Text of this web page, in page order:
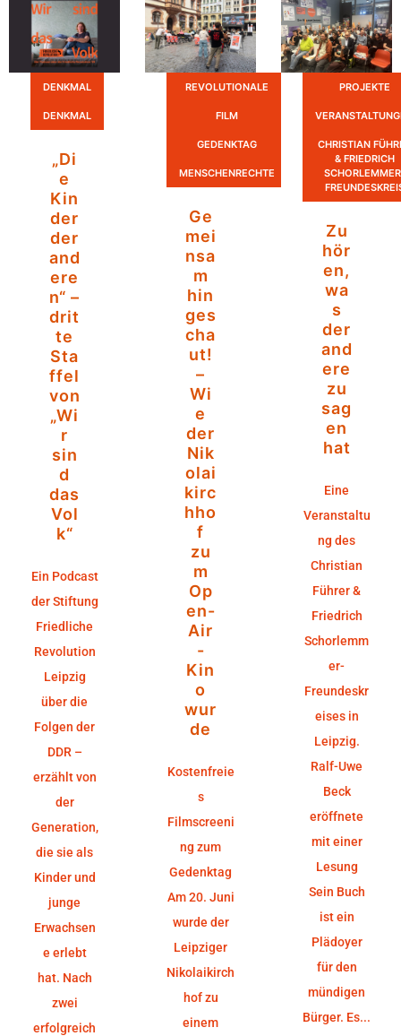
DENKMAL
DENKMAL
„Di
e
Kin
der
der
and
ere
n“ –
drit
te
Sta
ffel
von
„Wi
r
sin
d
das
Vol
k“
Ein Podcast
der Stiftung
Friedliche
Revolution
Leipzig
über die
Folgen der
DDR –
erzählt von
der
Generation,
die sie als
Kinder und
junge
Erwachsen
e erlebt
hat. Nach
zwei
erfolgreich
REVOLUTIONALE
FILM
GEDENKTAG
MENSCHENRECHTE
Ge
mei
nsa
m
hin
ges
cha
ut!
–
Wi
e
der
Nik
olai
kirc
hho
f
zu
m
Op
en-
Air
-
Kin
o
wur
de
Kostenfreie
s
Filmscreeni
ng zum
Gedenktag
Am 20. Juni
wurde der
Leipziger
Nikolaikirch
hof zu
einem
PROJEKTE
CHRISTIAN
& FRIEDRICH
Zu
hör
en,
wa
s
der
and
ere
zu
sag
en
hat
Eine
Veranstaltu
ng des
Christian
Führer &
Friedrich
Schorlemm
er-
Freundeskr
eises in
Leipzig.
Ralf-Uwe
Beck
eröffnete
mit einer
Lesung
Sein Buch
ist ein
Plädoyer
für den
mündigen
Bürger. Es...